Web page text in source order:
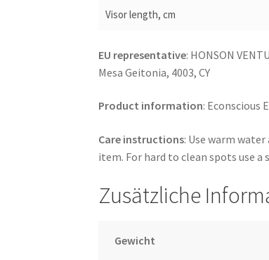
Visor length, cm
EU representative: HONSON
Mesa Geitonia, 4003, CY
Product information: Econscious
Care instructions: Use warm
item. For hard to clean spots use a
Zusätzliche
Gewicht